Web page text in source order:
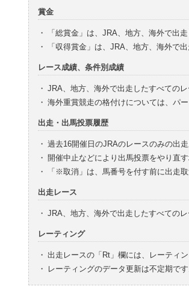
賞金
・
「総賞金」は、JRA、地方、海外で出
・
「収得賞金」は、JRA、地方、海外で
レース成績、条件別成績
・ JRA、地方、海外で出走したすべての
・ 海外重賞競走の格付けについては、パ
出走・出馬投票履歴
・ 過去16開催日のJRAのレースのみの出
・ 開催中止などにより出馬投票をやり直
・
「※取消」は、馬番号を付す前に出走
出走レース
・ JRA、地方、海外で出走したすべての
レーティング
・ 出走レースの「Rt」欄には、レーティン
・
レーティングのデータ更新は不定期です